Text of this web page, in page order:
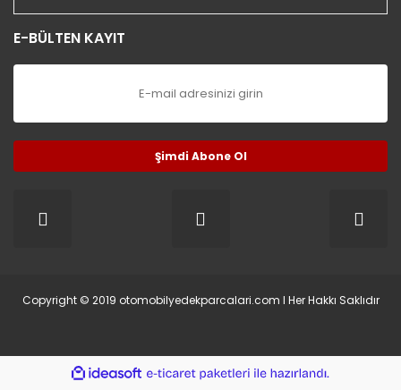
E-BÜLTEN KAYIT
Şimdi Abone Ol
Copyright © 2019 otomobilyedekparcalari.com l Her Hakkı Saklıdır
ideasoft
e-